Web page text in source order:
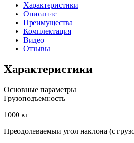
Характеристики
Описание
Преимущества
Комплектация
Видео
Отзывы
Характеристики
Основные параметры
Грузоподъемность
1000 кг
Преодолеваемый угол наклона (с